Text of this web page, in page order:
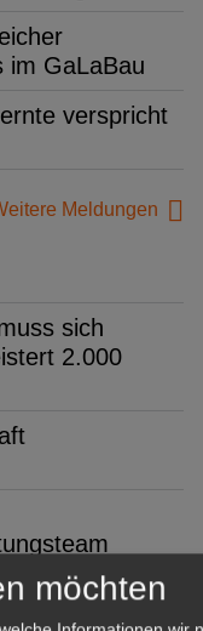
im GaLaBau
verspricht
Meldungen
sich
2.000
Hauch von
möchten